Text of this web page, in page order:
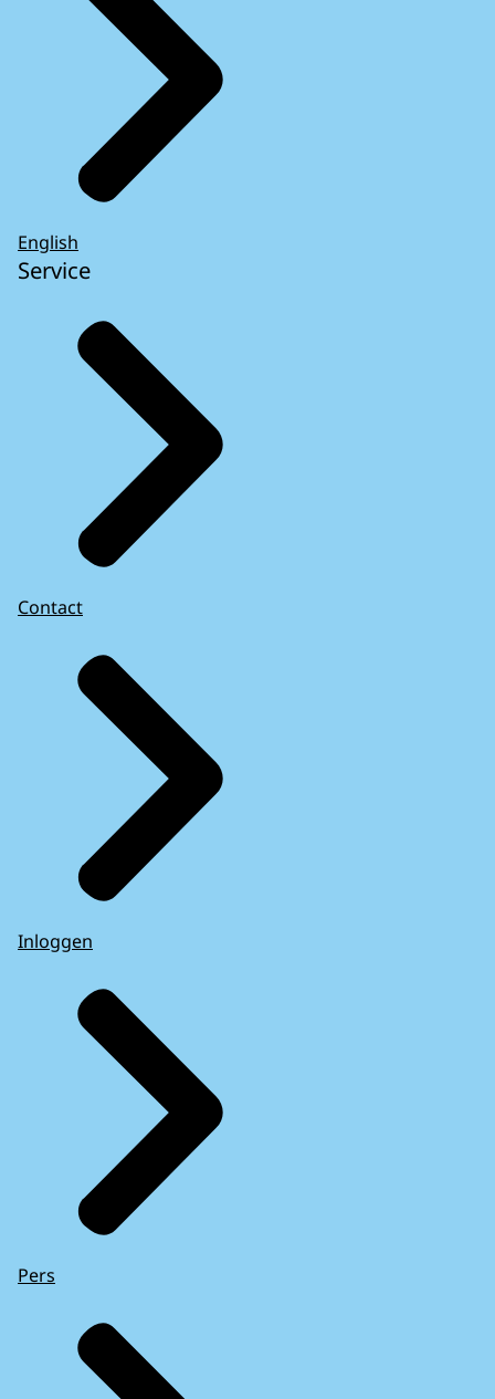
English
Service
Contact
Inloggen
Pers